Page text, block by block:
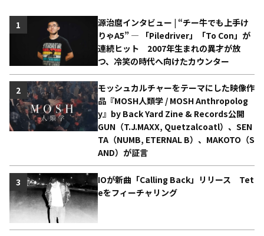
源治麿インタビュー | “チー牛でも上手け
りゃA5” ― 「Piledriver」「To Con」が
連続ヒット 2007年生まれの異才が放
つ、冷笑の時代へ向けたカウンター
1
モッシュカルチャーをテーマにした映像作
品『MOSH人類学 / MOSH Anthropolog
y』by Back Yard Zine & Records公開
GUN（T.J.MAXX, Quetzalcoatl）、SEN
TA（NUMB, ETERNAL B）、MAKOTO（S
AND）が証言
2
IOが新曲「Calling Back」リリース Tet
eをフィーチャリング
3